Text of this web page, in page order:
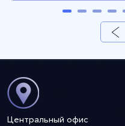
Центральный офис